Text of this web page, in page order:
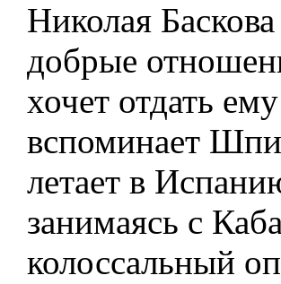
Николая
добрые
хочет отдать
вспоминает
летает в
занимаясь с
колоссальный